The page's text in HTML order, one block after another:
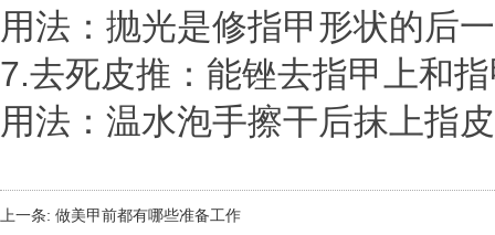
用法：抛光是修指甲形状的后
7.去死皮推：能锉去指甲上和
用法：温水泡手擦干后抹上指
上一条: 做美甲前都有哪些准备工作